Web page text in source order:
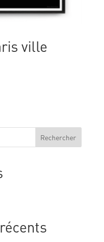
ville
Rechercher